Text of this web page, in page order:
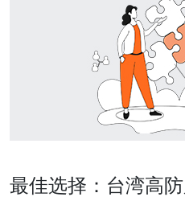
最佳选择：台湾高